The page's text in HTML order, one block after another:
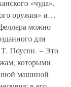
«чуда»,
оружия» и…
можно
для
Т. Поусон. – Это
которыми
машиной